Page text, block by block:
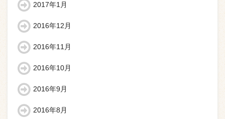
2017年1月
2016年12月
2016年11月
2016年10月
2016年9月
2016年8月